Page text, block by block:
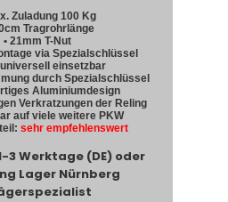
Zuladung 100 Kg
Tragrohrlänge
• 21mm T-Nut
via Spezialschlüssel
universell einsetzbar
durch Spezialschlüssel
Aluminiumdesign
Verkratzungen der Reling
auf viele weitere PKW
sehr empfehlenswert
3 Werktage (DE) oder
Lager Nürnberg